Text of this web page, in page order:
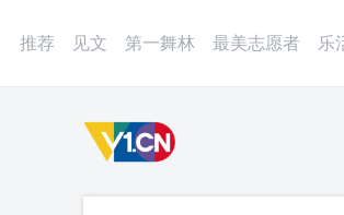
推荐 见文 第一舞林 最美志愿者 乐